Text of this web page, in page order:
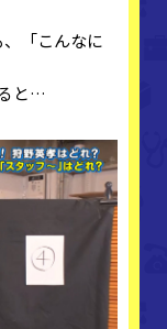
「こんなに
と…